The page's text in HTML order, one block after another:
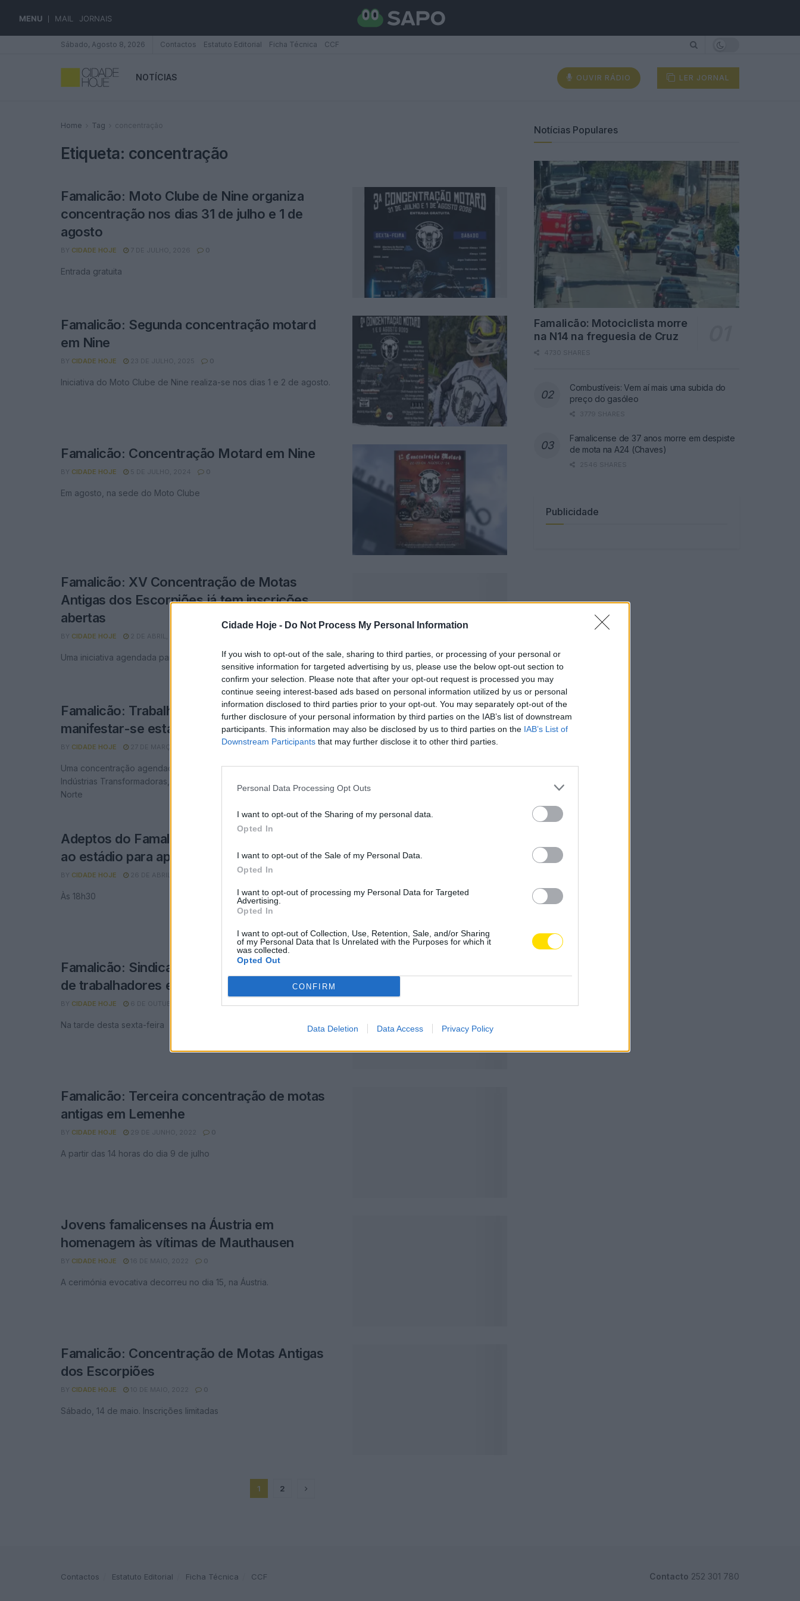
Cidade Hoje - Do Not Process My Personal Information
If you wish to opt-out of the sale, sharing to third parties, or processing of your personal or
sensitive information for targeted advertising by us, please use the below opt-out section to
confirm your selection. Please note that after your opt-out request is processed you may
continue seeing interest-based ads based on personal information utilized by us or personal
information disclosed to third parties prior to your opt-out. You may separately opt-out of the
further disclosure of your personal information by third parties on the IAB’s list of downstream
participants. This information may also be disclosed by us to third parties on the IAB’s List of
Downstream Participants that may further disclose it to other third parties.
Personal Data Processing Opt Outs
I want to opt-out of the Sharing of my personal data.
Opted In
I want to opt-out of the Sale of my Personal Data.
Opted In
I want to opt-out of processing my Personal Data for Targeted
Advertising.
Opted In
I want to opt-out of Collection, Use, Retention, Sale, and/or Sharing
of my Personal Data that Is Unrelated with the Purposes for which it
was collected.
Opted Out
CONFIRM
Data Deletion Data Access Privacy Policy
MENU MAIL JORNAIS
Sábado, Agosto 8, 2026 Contactos Estatuto Editorial Ficha Técnica CCF
NOTÍCIAS OUVIR RÁDIO LER JORNAL
Home Tag concentração
Etiqueta: concentração
Famalicão: Moto Clube de Nine organiza
concentração nos dias 31 de julho e 1 de
agosto
BY CIDADE HOJE 7 DE JULHO, 2026 0
Entrada gratuita
Famalicão: Segunda concentração motard
em Nine
BY CIDADE HOJE 23 DE JULHO, 2025 0
Iniciativa do Moto Clube de Nine realiza-se nos dias 1 e 2 de agosto.
Famalicão: Concentração Motard em Nine
BY CIDADE HOJE 5 DE JULHO, 2024 0
Em agosto, na sede do Moto Clube
Famalicão: XV Concentração de Motas
Antigas dos Escorpiões já tem inscrições
abertas
BY CIDADE HOJE 2 DE ABRIL, 2024
Uma iniciativa agendada para o dia 4 de maio
Famalicão: Trabalhadores da Continental vão
manifestar-se esta quinta-feira
BY CIDADE HOJE 27 DE MARÇO, 2024
Uma concentração agendada pelo Sindicato dos Trabalhadores das
Indústrias Transformadoras, Energia e Atividades do Ambiente do
Norte
Adeptos do Famalicão concentram-se junto
ao estádio para apoiar a equipa
BY CIDADE HOJE 26 DE ABRIL, 2023
Às 18h30
Famalicão: Sindicato anuncia manifestação
de trabalhadores em frente à Continental
BY CIDADE HOJE 6 DE OUTUBRO, 2022
Na tarde desta sexta-feira
Famalicão: Terceira concentração de motas
antigas em Lemenhe
BY CIDADE HOJE 29 DE JUNHO, 2022 0
A partir das 14 horas do dia 9 de julho
Jovens famalicenses na Áustria em
homenagem às vítimas de Mauthausen
BY CIDADE HOJE 16 DE MAIO, 2022 0
A cerimónia evocativa decorreu no dia 15, na Áustria.
Famalicão: Concentração de Motas Antigas
dos Escorpiões
BY CIDADE HOJE 10 DE MAIO, 2022 0
Sábado, 14 de maio. Inscrições limitadas
1 2
Notícias Populares
Famalicão: Motociclista morre
na N14 na freguesia de Cruz
4730 SHARES
Combustíveis: Vem aí mais uma subida do
preço do gasóleo
3779 SHARES
Famalicense de 37 anos morre em despiste
de mota na A24 (Chaves)
2546 SHARES
Publicidade
Contactos Estatuto Editorial Ficha Técnica CCF Contacto 252 301 780